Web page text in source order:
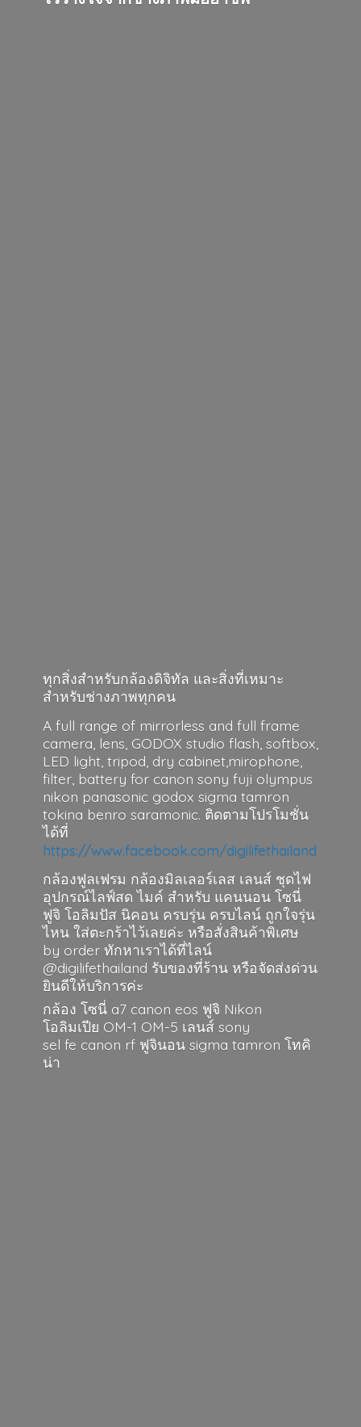
ทุกสิ่งสำหรับกล้องดิจิทัล และสิ่งที่เหมาะ
สำหรับช่างภาพทุกคน
A full range of mirrorless and full frame
camera, lens, GODOX studio flash, softbox,
LED light, tripod, dry cabinet,mirophone,
filter, battery for canon sony fuji olympus
nikon panasonic godox sigma tamron
tokina benro saramonic. ติดตามโปรโมชั่น
ได้ที่
https://www.facebook.com/digilifethailand
กล้องฟูลเฟรม กล้องมิลเลอร์เลส เลนส์ ชุดไฟ
อุปกรณ์ไลฟ์สด ไมค์ สำหรับ แคนนอน โซนี่
ฟูจิ โอลิมปัส นิคอน ครบรุ่น ครบไลน์ ถูกใจรุ่น
ไหน ใส่ตะกร้าไว้เลยค่ะ หรือสั่งสินค้าพิเศษ
by order ทักหาเราได้ที่ไลน์
@digilifethailand รับของที่ร้าน หรือจัดส่งด่วน
ยินดีให้บริการค่ะ
กล้อง โซนี่ a7 canon eos ฟูจิ Nikon
โอลิมเปีย OM-1 OM-5 เลนส์ sony
sel fe canon rf ฟูจินอน sigma tamron โทคิ
น่า